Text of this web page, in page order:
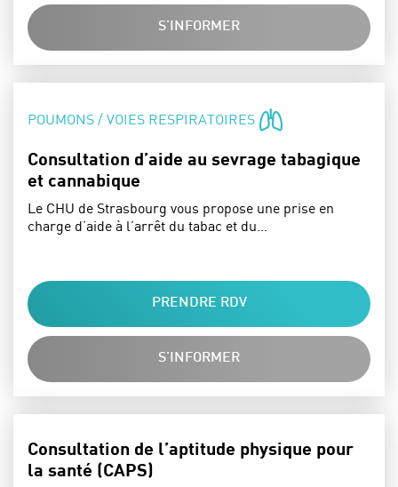
S'INFORMER
SPÉCIALITÉS :
POUMONS / VOIES RESPIRATOIRES
Consultation d’aide au sevrage tabagique
et cannabique
Le CHU de Strasbourg vous propose une prise en
charge d’aide à l’arrêt du tabac et du…
PRENDRE RDV
S'INFORMER
Consultation de l’aptitude physique pour
la santé (CAPS)